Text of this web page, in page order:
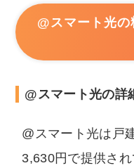
@スマート光
@スマート光の詳
@スマート光は戸
3,630円で提供され